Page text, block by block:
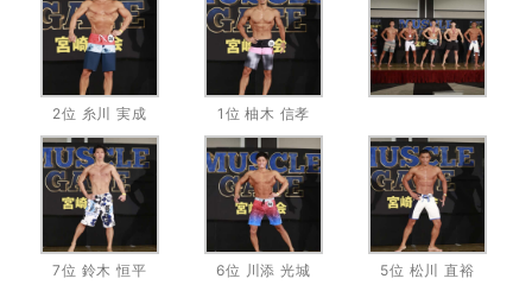
2位 糸川 実成 1位 柚木 信孝
7位 鈴木 恒平 6位 川添 光城 5位 松川 直裕